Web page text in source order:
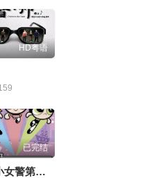
HD粤语
已完结
飞天小女警第三季